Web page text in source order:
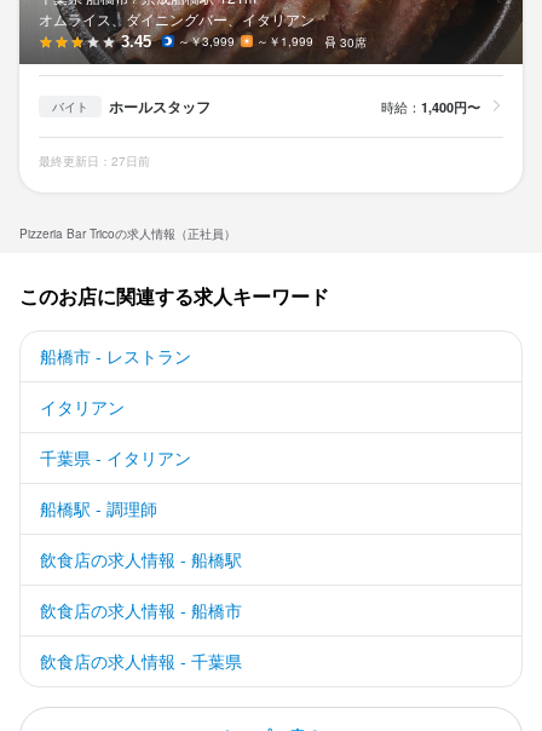
Pizzeria Bar Tricoの求人情報（正社員）
オムライス、ダイニングバー、イタリアン
3.45 ～￥3,999 ～￥1,999 30席
バイト ホールスタッフ 時給： 1,400円〜
最終更新日：27日前
このお店に関連する求人キーワード
船橋市 - レストラン
イタリアン
千葉県 - イタリアン
船橋駅 - 調理師
飲食店の求人情報 - 船橋駅
飲食店の求人情報 - 船橋市
飲食店の求人情報 - 千葉県